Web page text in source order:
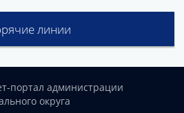
линии
портал администрации
округа